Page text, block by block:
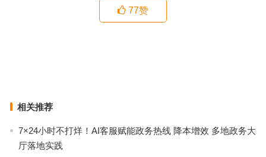
77赞
相关推荐
7×24小时不打烊！AI客服赋能政务热线 降本增效 多地政务大
厅落地实践